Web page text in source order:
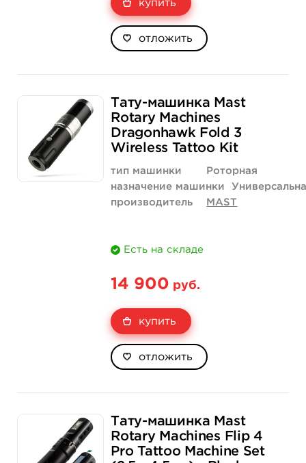
купить
отложить
Тату-машинка Mast
Rotary Machines
Dragonhawk Fold 3
Wireless Tattoo Kit
тип машинки
Роторная
назначение машинки
производитель
MAST
Есть на складе
14 900 руб.
купить
отложить
Тату-машинка Mast
Rotary Machines Flip 4
Pro Tattoo Machine Set